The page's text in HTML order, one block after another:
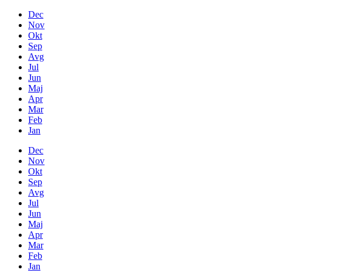
Dec
Nov
Okt
Sep
Avg
Jul
Jun
Maj
Apr
Mar
Feb
Jan
Dec
Nov
Okt
Sep
Avg
Jul
Jun
Maj
Apr
Mar
Feb
Jan